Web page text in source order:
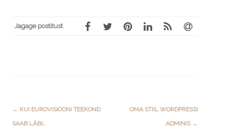
Jagage postitust
Post
navigation
← KUI EUROVISIOONI TEEKOND
SAAB LÄBI…
OMA STIIL WORDPRESSI
ADMINIS →